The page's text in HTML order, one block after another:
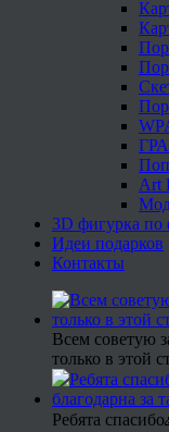
Art
3D фигурка по
Идеи подарков
Контакты
Всем советую
только в этой
Ребята